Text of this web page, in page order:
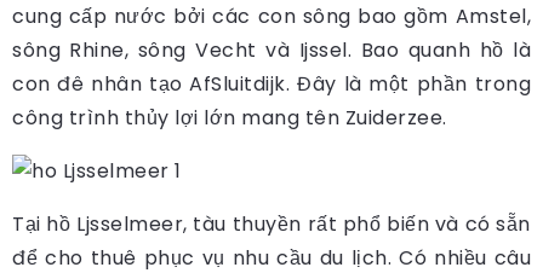
cung cấp nước bởi các con sông bao gồm Amstel,
sông Rhine, sông Vecht và Ijssel. Bao quanh hồ là
con đê nhân tạo AfSluitdijk. Đây là một phần trong
công trình thủy lợi lớn mang tên Zuiderzee.
Tại hồ Ljsselmeer, tàu thuyền rất phổ biến và có sẵn
để cho thuê phục vụ nhu cầu du lịch. Có nhiều câu